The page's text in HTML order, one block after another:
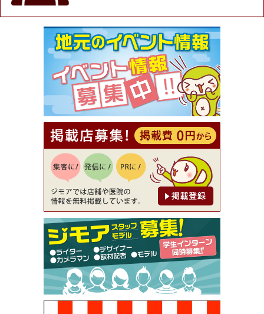
★ジモア限定特典★ お会計より全品5％OFF（ナチ
ュラル＆ハンドメイドショップ［マキマキ］）
[有効期限]2026年9月30日まで
【ジモア限定①】初回割引 特価 VIO脱毛11,000円
⇒8,800円（メンズ専門ワックス脱毛サロン Mickle
（ミックル））
[有効期限]2026年9月30日
【ジモア読者特典2】コース 3,500円→3,000円（料
理5品+2時間飲み放題）（創作イタリアン Pia Cu
ore（ピアクオーレ））
[有効期限]2026年9月30日
【ジモア読者特典1】料理全品20％OFF ※18時以
降（創作イタリアン Pia Cuore（ピアクオーレ））
[有効期限]2026年9月30日
【ジモア限定②】初回割引 特価 鼻毛脱毛 半額 2,2
00円⇒1,100円（メンズ専門ワックス脱毛サロン Mi
ckle（ミックル））
[有効期限]2026年9月30日
【ジモア限定特典①】まつ毛カール 3,850円→ 2,7
50円（Premiere（プルミエール））
[有効期限]2026年9月30日
焼き餃子 一皿サービス（餃子酒場たっちゃん 西
早稲田店）
[有効期限]2026年9月30日